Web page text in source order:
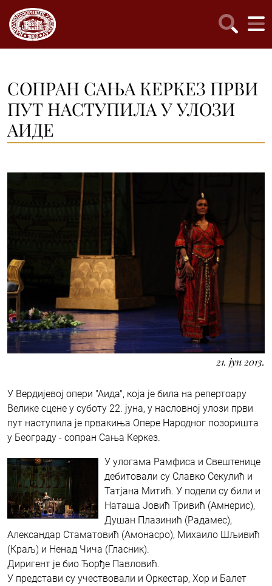
СОПРАН САЊА КЕРКЕЗ ПРВИ
ПУТ НАСТУПИЛА У УЛОЗИ
АИДЕ
21. јун 2013.
У Вердијевој опери "Аида", која је била на репертоару
Велике сцене у суботу 22. јуна, у насловној улози први
пут наступила је првакиња Опере Народног позоришта
у Београду - сопран Сања Керкез.
У улогама Рамфиса и Свештенице
дебитовали су Славко Секулић и
Татјана Митић. У подели су били и
Наташа Јовић Тривић (Амнерис),
Душан Плазинић (Радамес),
Александар Стаматовић (Амонасро), Михаило Шљивић
(Краљ) и Ненад Чича (Гласник).
Диригент је био Ђорђе Павловић.
У представи су учествовали и Оркестар, Хор и Балет